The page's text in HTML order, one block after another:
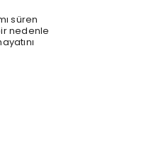
süren
nedenle